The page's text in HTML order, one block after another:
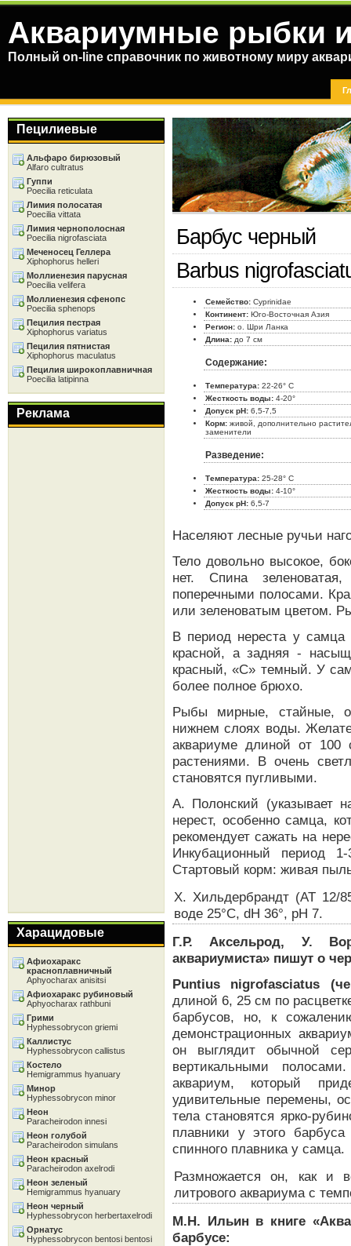
Аквариумные рыбки
Полный on-line справочник по животному миру
Барбус черный
Barbus
Семейство: Cyprinidae
Континент: Юго-Восточная Азия
Регион: о. Шри Ланка
Длина: до 7 см
Содержание:
Температура: 22-26° C
Жесткость воды: 4-20°
Допуск pH: 6,5-7,5
Корм: живой, дополнительно
заменители
Разведение:
Температура: 25-28° C
Жесткость воды: 4-10°
Допуск pH: 6,5-7
Населяют лесные ручьи
Тело довольно высокое,
нет. Спина
поперечными полосами.
или зеленоватым цветом.
В период нереста у самца
красной, а задняя -
красный, «С» темный. У
более полное брюхо.
Рыбы мирные, стайные,
нижнем слоях воды.
аквариуме длиной от
растениями. В очень
становятся пугливыми.
А. Полонский (указывает
нерест, особенно самца,
рекомендует сажать на
Инкубационный период
Стартовый корм: живая
Х. Хильдербрандт (АТ 12/
воде 25°С, dH 36°, рН 7.
Г.Р. Аксельрод, У.
аквариумиста» пишут о
Puntius nigrofasciatus
длиной 6, 25 см по
барбусов, но, к
демонстрационных
он выглядит обычной
вертикальными
аквариум, который
удивительные перемены,
тела становятся ярко-
плавники у этого
спинного плавника у самца.
Размножается он, как и
литрового аквариума с
М.Н. Ильин в книге
барбусе:
Пецилиевые
Альфаро бирюзовый
Alfaro cultratus
Гуппи
Poecilia reticulata
Лимия полосатая
Poecilia vittata
Лимия чернополосная
Poecilia nigrofasciata
Меченосец Геллера
Xiphophorus helleri
Моллиенезия парусная
Poecilia velifera
Моллиенезия сфенопс
Poecilia sphenops
Пецилия пестрая
Xiphophorus variatus
Пецилия пятнистая
Xiphophorus maculatus
Пецилия широкоплавничная
Poecilia latipinna
Реклама
Харацидовые
Афиохаракс
красноплавничный
Aphyocharax anisitsi
Афиохаракс рубиновый
Aphyocharax rathbuni
Грими
Hyphessobrycon griemi
Каллистус
Hyphessobrycon callistus
Костело
Hemigrammus hyanuary
Минор
Hyphessobrycon minor
Неон
Paracheirodon innesi
Неон голубой
Paracheirodon simulans
Неон красный
Paracheirodon axelrodi
Неон зеленый
Hemigrammus hyanuary
Неон черный
Hyphessobrycon herbertaxelrodi
Орнатус
Hyphessobrycon bentosi bentosi